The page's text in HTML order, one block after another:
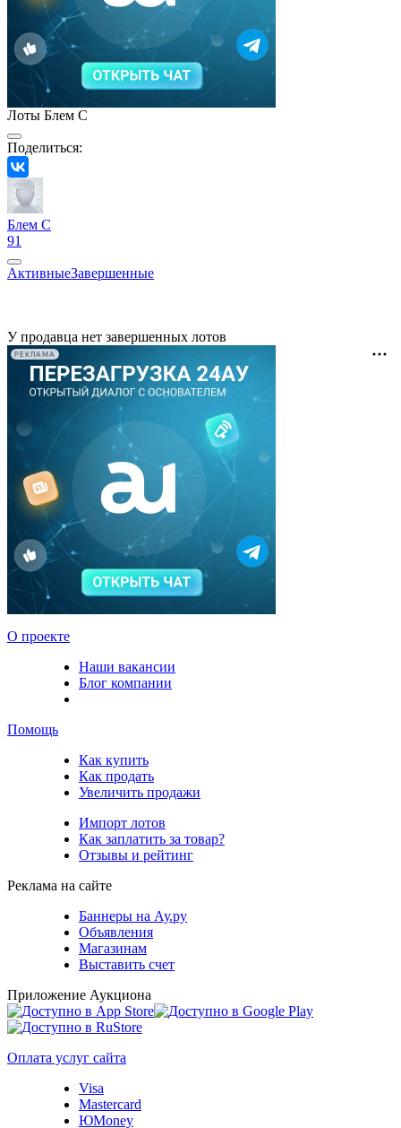
Лоты Блем С
Поделиться:
Блем С
91
АктивныеЗавершенные
У продавца нет завершенных лотов
РЕКЛАМА
О проекте
Наши вакансии
Блог компании
Помощь
Как купить
Как продать
Увеличить продажи
Импорт лотов
Как заплатить за товар?
Отзывы и рейтинг
Реклама на сайте
Баннеры на Ау.ру
Объявления
Магазинам
Выставить счет
Приложение Аукциона
Оплата услуг сайта
Visa
Mastercard
ЮMoney